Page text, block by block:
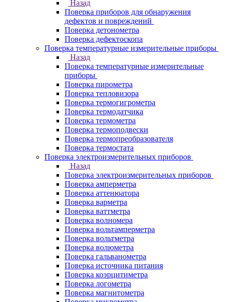
Назад
Поверка приборов для обнаружения
дефектов и повреждений
Поверка детонометра
Поверка дефектоскопа
Поверка температурные измерительные приборы
Назад
Поверка температурные измерительные
приборы
Поверка пирометра
Поверка тепловизора
Поверка термогигрометра
Поверка термодатчика
Поверка термометра
Поверка термоподвески
Поверка термопреобразователя
Поверка термостата
Поверка электроизмерительных приборов
Назад
Поверка электроизмерительных приборов
Поверка амперметра
Поверка аттенюатора
Поверка варметра
Поверка ваттметра
Поверка волномера
Поверка вольтамперметра
Поверка вольтметра
Поверка волюметра
Поверка гальванометра
Поверка источника питания
Поверка коэрцитиметра
Поверка логометра
Поверка магнитометра